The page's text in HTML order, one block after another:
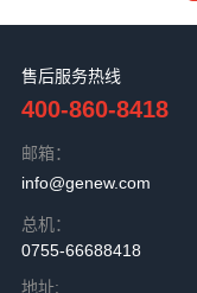
售后服务热线
400-860-8418
邮箱：
info@genew.com
总机：
0755-66688418
地址: